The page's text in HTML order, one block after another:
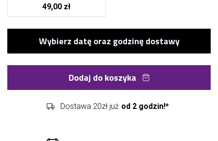
49,00 zł
Dodaj do koszyka
Dostawa 20zł już od 2 godzin!*